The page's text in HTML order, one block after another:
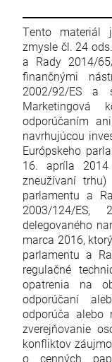
Tento materiál
zmysle čl. 24
a Rady 2014/
finančnými
2002/92/ES a
Marketingová
odporúčaním
navrhujúcou
Európskeho
16. apríla
zneužívaní
parlamentu a
2003/124/
delegovaného
marca 2016,
parlamentu a
regulačné
opatrenia na
odporúčaní
odporúča alebo
zverejňovanie
konfliktov
o cenných